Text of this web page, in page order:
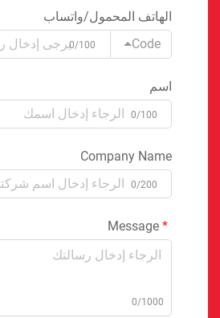
الهاتف المحمول/واتساب
Code
0/100
اسم
0/100
Company Name
0/200
0/1000